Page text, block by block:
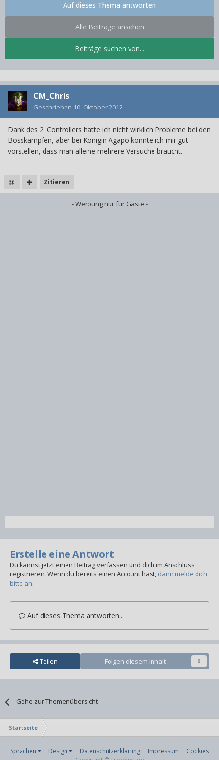
Beiträge suchen von...
Alle Beiträge ansehen
Auf dieses Thema antworten
CM_Chris
Geschrieben 10. Oktober 2012
Dank des 2. Controllers hatte ich nicht wirklich Probleme bei den
Bosskämpfen, aber bei Königin Agapo könnte ich mir gut
vorstellen, dass man alleine mehrere Versuche braucht.
Zitieren
- Werbung nur für Gäste -
Erstelle eine Antwort
Du kannst jetzt einen Beitrag verfassen und dich im Anschluss
registrieren. Wenn du bereits einen Account hast, dann melde dich
bitte an.
Auf dieses Thema antworten...
Teilen Folgen diesem Inhalt 0
Gehe zur Themenübersicht
Startseite
Sprachen Design Datenschutzerklärung Impressum
Cookies